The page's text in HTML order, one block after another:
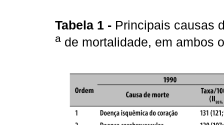
Tabela 1 - Principais causas
a de mortalidade, em ambos